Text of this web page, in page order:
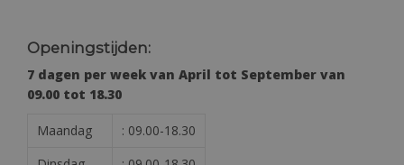
Openingstijden:
7 dagen per week van April tot September van
09.00 tot 18.30
Maandag
: 09.00-18.30